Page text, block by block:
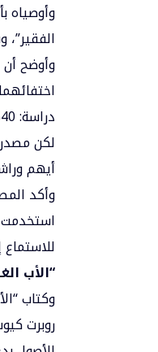
الفقير”،
وأوضح
دراسة: 40% من الوظائف الحالية مهددة بالزوال
لكن
أيهم وراشد،
وأكد
استخدمت
“الأب
وكتاب
روبرت